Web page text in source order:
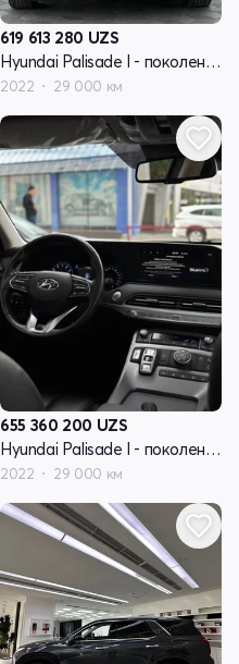
619 613 280 UZS
Hyundai Palisade I - поколение
2022 29 000 км
655 360 200 UZS
Hyundai Palisade I - поколение рестайлинг
2022 29 000 км